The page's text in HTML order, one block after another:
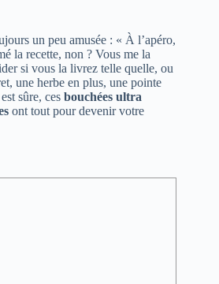
un peu amusée : « À l’apéro,
la recette, non ? Vous me la
si vous la livrez telle quelle, ou
une herbe en plus, une pointe
sûre, ces bouchées ultra
ont tout pour devenir votre